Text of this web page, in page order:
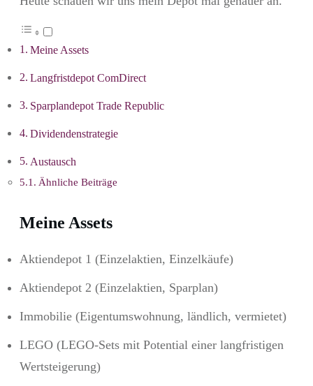
Meine Assets
Langfristdepot ComDirect
Sparplandepot Trade Republic
Dividendenstrategie
Austausch
Ähnliche Beiträge
Meine Assets
Aktiendepot 1 (Einzelaktien, Einzelkäufe)
Aktiendepot 2 (Einzelaktien, Sparplan)
Immobilie (Eigentumswohnung, ländlich, vermietet)
LEGO (LEGO-Sets mit Potential einer langfristigen
Wertsteigerung)